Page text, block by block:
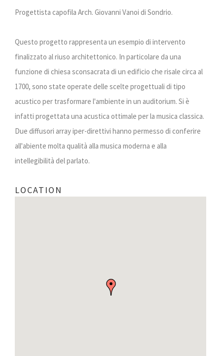
Progettista capofila Arch. Giovanni Vanoi di Sondrio.
Questo progetto rappresenta un esempio di intervento
finalizzato al riuso architettonico. In particolare da una
funzione di chiesa sconsacrata di un edificio che risale circa al
1700, sono state operate delle scelte progettuali di tipo
acustico per trasformare l'ambiente in un auditorium. Si è
infatti progettata una acustica ottimale per la musica classica.
Due diffusori array iper-direttivi hanno permesso di conferire
all'abiente molta qualità alla musica moderna e alla
intellegibilità del parlato.
LOCATION